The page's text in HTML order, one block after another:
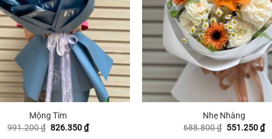
Mộng Tím
991.200₫ Giá
826.350₫Giá
+
Nhẹ Nhàng
688.800₫ Giá
551.250₫Giá